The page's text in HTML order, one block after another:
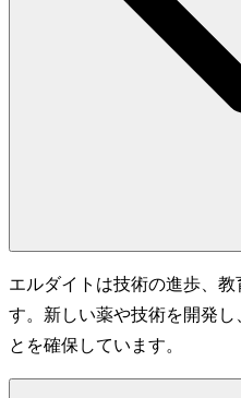
エルダイトは技術の進歩、
す。新しい薬や技術を開発
とを確保しています。